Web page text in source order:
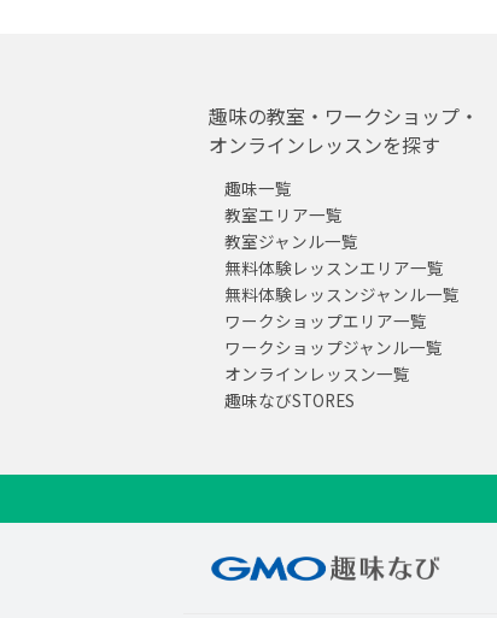
趣味の教室・ワークショップ・
オンラインレッスンを探す
趣味一覧
教室エリア一覧
教室ジャンル一覧
無料体験レッスンエリア一覧
無料体験レッスンジャンル一覧
ワークショップエリア一覧
ワークショップジャンル一覧
オンラインレッスン一覧
趣味なびSTORES